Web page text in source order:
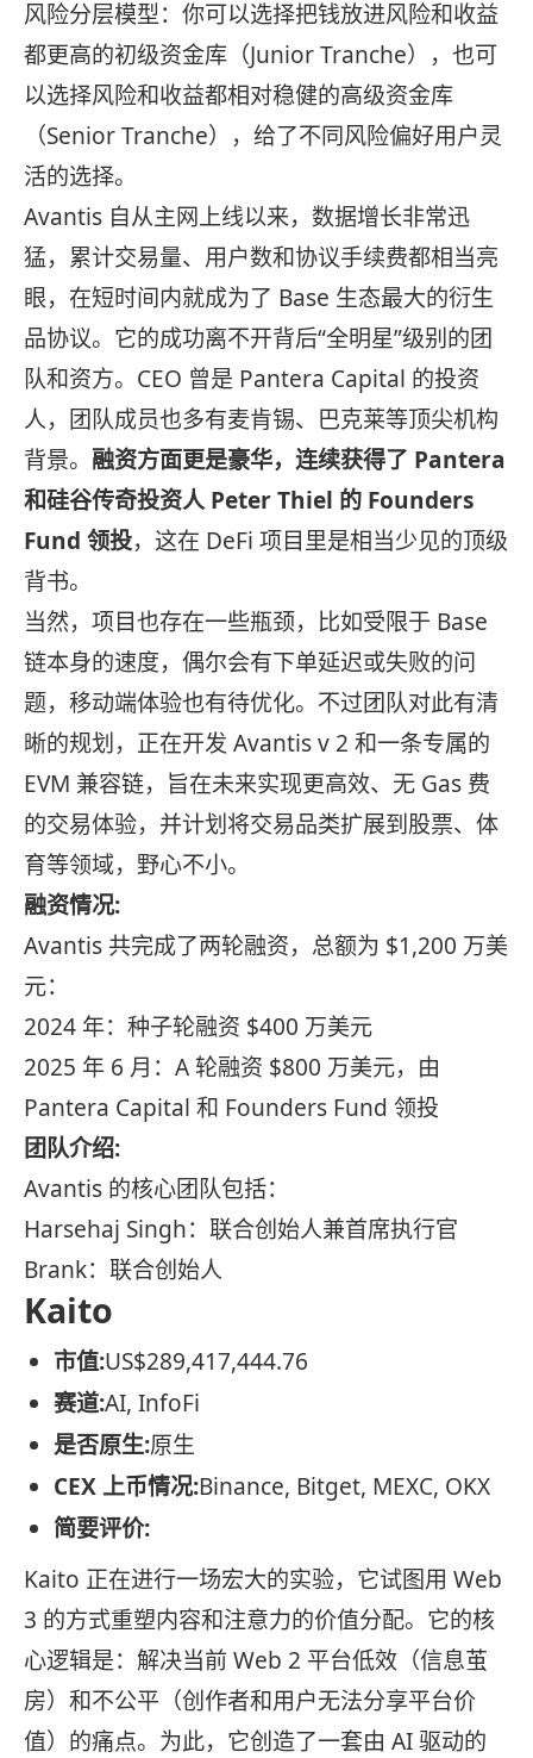
风险分层模型：你可以选择把钱放进风险和收益
都更高的初级资金库（Junior Tranche），也可
以选择风险和收益都相对稳健的高级资金库
（Senior Tranche），给了不同风险偏好用户灵
活的选择。
Avantis 自从主网上线以来，数据增长非常迅
猛，累计交易量、用户数和协议手续费都相当亮
眼，在短时间内就成为了 Base 生态最大的衍生
品协议。它的成功离不开背后“全明星”级别的团
队和资方。CEO 曾是 Pantera Capital 的投资
人，团队成员也多有麦肯锡、巴克莱等顶尖机构
背景。 融资方面更是豪华，连续获得了 Pantera
和硅谷传奇投资人 Peter Thiel 的 Founders
Fund 领投，这在 DeFi 项目里是相当少见的顶级
背书。
当然，项目也存在一些瓶颈，比如受限于 Base
链本身的速度，偶尔会有下单延迟或失败的问
题，移动端体验也有待优化。不过团队对此有清
晰的规划，正在开发 Avantis v 2 和一条专属的
EVM 兼容链，旨在未来实现更高效、无 Gas 费
的交易体验，并计划将交易品类扩展到股票、体
育等领域，野心不小。
融资情况:
Avantis 共完成了两轮融资，总额为 $1,200 万美
元：
2024 年：种子轮融资 $400 万美元
2025 年 6 月：A 轮融资 $800 万美元，由
Pantera Capital 和 Founders Fund 领投
团队介绍:
Avantis 的核心团队包括：
Harsehaj Singh：联合创始人兼首席执行官
Brank：联合创始人
Kaito
市值:US$289,417,444.76
赛道:AI, InfoFi
是否原生:原生
CEX 上币情况:Binance, Bitget, MEXC, OKX
简要评价:
Kaito 正在进行一场宏大的实验，它试图用 Web
3 的方式重塑内容和注意力的价值分配。它的核
心逻辑是：解决当前 Web 2 平台低效（信息茧
房）和不公平（创作者和用户无法分享平台价
值）的痛点。为此，它创造了一套由 AI 驱动的